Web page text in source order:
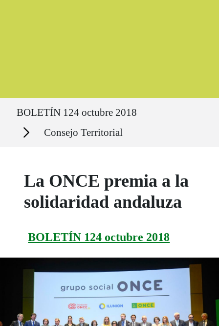
BOLETÍN 124 octubre 2018
Secciones Consejo Territorial
La ONCE premia a la
solidaridad andaluza
BOLETÍN 124 octubre 2018